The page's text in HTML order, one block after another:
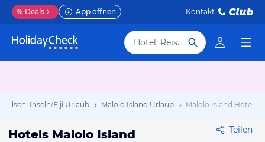
% Deals App öffnen Kontakt
Hotel, Reiseziel
Fidschi Inseln/Fiji Urlaub Malolo Island Urlaub Malolo Island Hotels
Hotels Malolo Island Teilen